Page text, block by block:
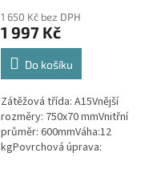
produktu
je
4,5
5
hvězdiček.
1 650 Kč bez DPH
1 997 Kč
Do košíku
Zátěžová třída: A15Vnější
rozměry: 750x70 mmVnitřní
průměr: 600mmVáha:12
kgPovrchová úprava: